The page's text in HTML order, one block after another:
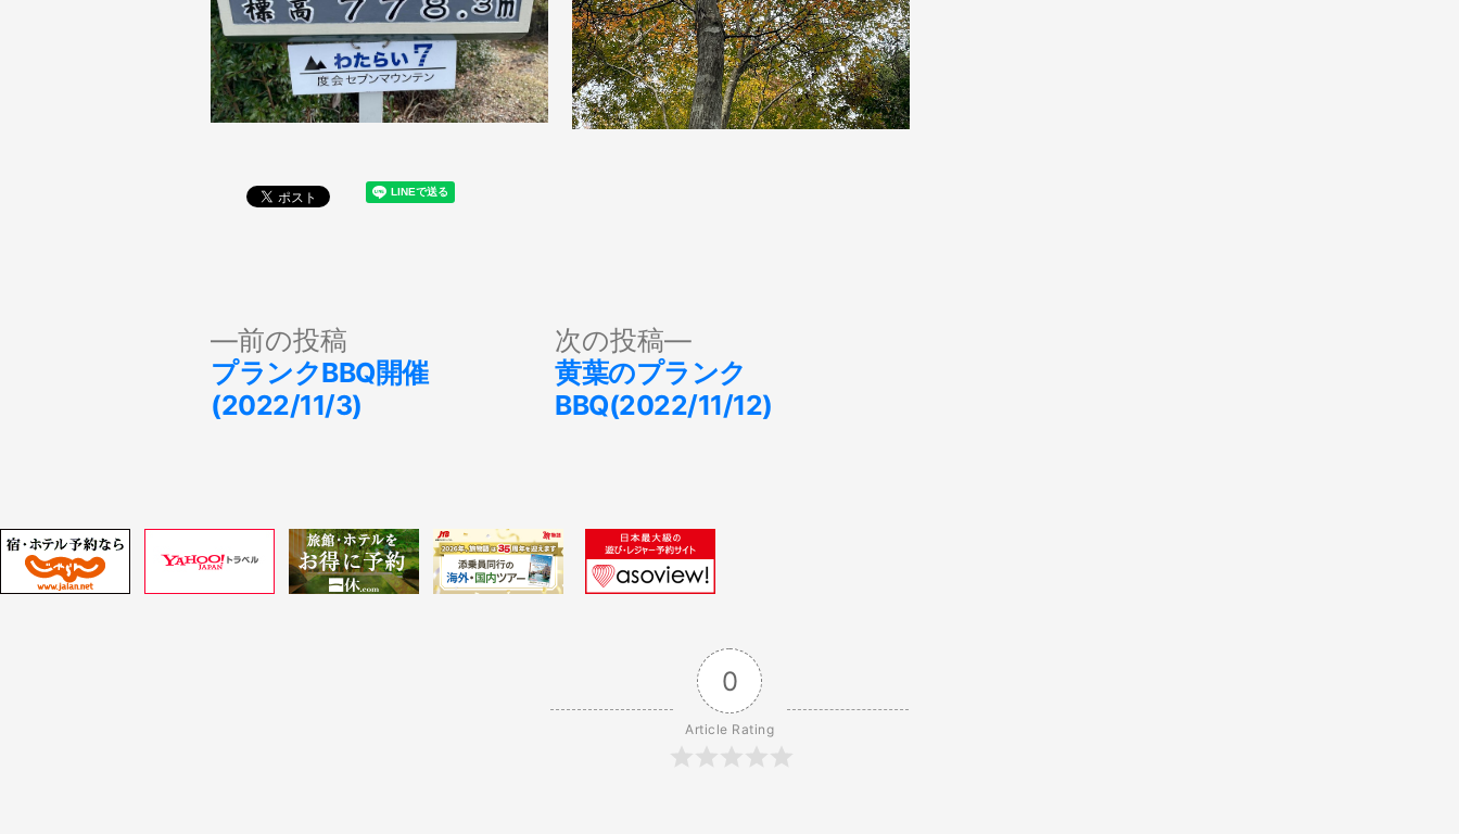
ビ
ゲ
前の投稿
の
投
プランクBBQ開催
(2022/11/3)
次の投稿
次
の
投
黄葉のプランク
BBQ(2022/11/12)
0
Article Rating